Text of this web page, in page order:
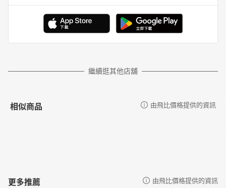
繼續逛其他店舖
相似商品 由飛比價格提供的資訊
更多推薦 由飛比價格提供的資訊